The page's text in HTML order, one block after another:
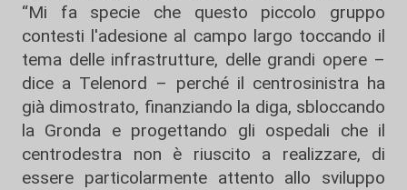
“Mi fa specie che questo piccolo gruppo
contesti l'adesione al campo largo toccando il
tema delle infrastrutture, delle grandi opere –
dice a Telenord – perché il centrosinistra ha
già dimostrato, finanziando la diga, sbloccando
la Gronda e progettando gli ospedali che il
centrodestra non è riuscito a realizzare, di
essere particolarmente attento allo sviluppo